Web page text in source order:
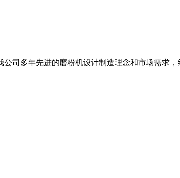
司多年先进的磨粉机设计制造理念和市场需求